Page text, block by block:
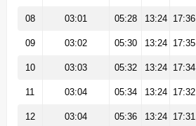
08 03:01 05:28 13:24 17:36
09 03:02 05:30 13:24 17:35
10 03:03 05:32 13:24 17:34
11 03:04 05:34 13:24 17:32
12 03:04 05:36 13:24 17:31